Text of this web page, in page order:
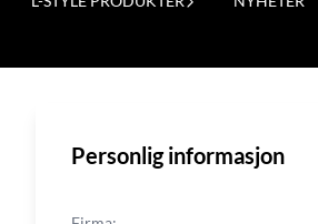
Personlig informasjon